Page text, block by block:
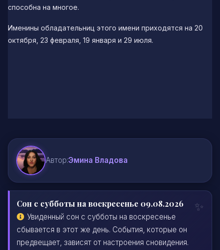
способна на многое.
Именины обладательниц этого имени приходятся на 20
октября, 23 февраля, 19 января и 29 июля.
Автор:Эмина Владова
Сон с субботы на воскресенье 09.08.2026
Увиденный сон с субботы на воскресенье
сбывается в этот же день. События, которые он
предвещает, зависят от настроения сновидения.